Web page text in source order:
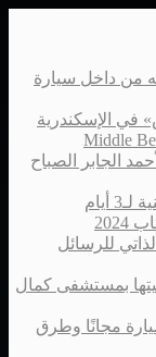
و500 ألف جنيه من داخل سيارة
الجابر الصباح
أيام
للرسائل
بمستشفى كمال
مجانًا وطرق